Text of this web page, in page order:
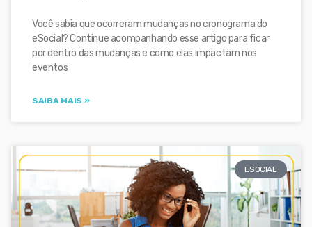
Você sabia que ocorreram mudanças no cronograma do
eSocial? Continue acompanhando esse artigo para ficar
por dentro das mudanças e como elas impactam nos
eventos
SAIBA MAIS »
ESOCIAL